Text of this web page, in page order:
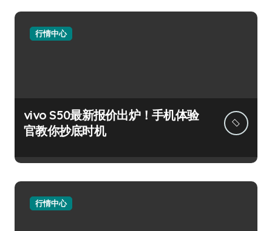
行情中心
vivo S50最新报价出炉！手机体验
官教你抄底时机
行情中心